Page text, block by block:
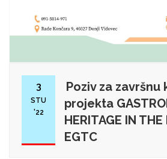
3
STU
'22
Poziv za
projekta
HERITAGE IN THE
EGTC